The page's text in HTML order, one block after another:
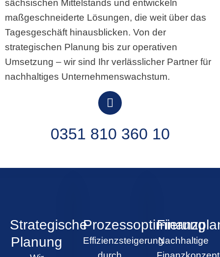
maßgeschneiderte Lösungen, die weit über das
Tagesgeschäft hinausblicken. Von der
strategischen Planung bis zur operativen
Umsetzung – wir sind Ihr verlässlicher Partner für
nachhaltiges Unternehmenswachstum.
0351 810 360 10
Strategische
Planung
Prozessoptimierung
Effizienzsteigerung
durch
Nachhaltige